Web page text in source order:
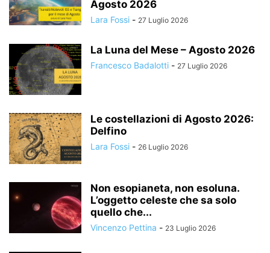
Agosto 2026
Lara Fossi - 27 Luglio 2026
La Luna del Mese – Agosto 2026
Francesco Badalotti - 27 Luglio 2026
Le costellazioni di Agosto 2026:
Delfino
Lara Fossi - 26 Luglio 2026
Non esopianeta, non esoluna.
L’oggetto celeste che sa solo
quello che...
Vincenzo Pettina - 23 Luglio 2026